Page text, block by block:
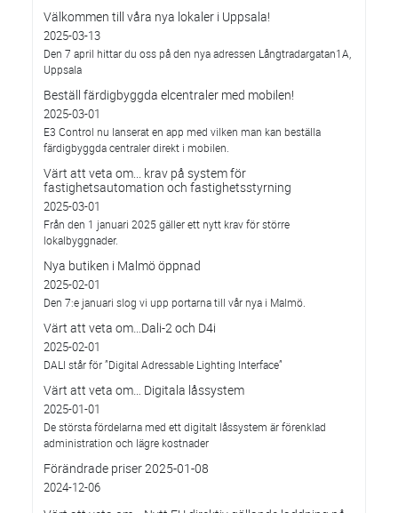
Välkommen till våra nya lokaler i Uppsala!
2025-03-13
Den 7 april hittar du oss på den nya adressen Långtradargatan1A,
Uppsala
Beställ färdigbyggda elcentraler med mobilen!
2025-03-01
E3 Control nu lanserat en app med vilken man kan beställa
färdigbyggda centraler direkt i mobilen.
Värt att veta om... krav på system för
fastighetsautomation och fastighetsstyrning
2025-03-01
Från den 1 januari 2025 gäller ett nytt krav för större
lokalbyggnader.
Nya butiken i Malmö öppnad
2025-02-01
Den 7:e januari slog vi upp portarna till vår nya i Malmö.
Värt att veta om…Dali-2 och D4i
2025-02-01
DALI står för ”Digital Adressable Lighting Interface”
Värt att veta om… Digitala låssystem
2025-01-01
De största fördelarna med ett digitalt låssystem är förenklad
administration och lägre kostnader
Förändrade priser 2025-01-08
2024-12-06